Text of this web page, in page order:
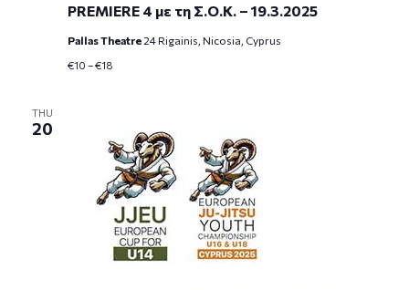
PREMIERE 4 με τη Σ.Ο.Κ. – 19.3.2025
Pallas Theatre24 Rigainis, Nicosia, Cyprus
€10 – €18
THU
20